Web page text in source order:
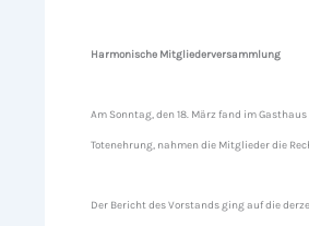
Harmonische Mitgliederversammlung
Am Sonntag, den 18. März fand im
Totenehrung, nahmen die Mitglieder die
Der Bericht des Vorstands ging auf die